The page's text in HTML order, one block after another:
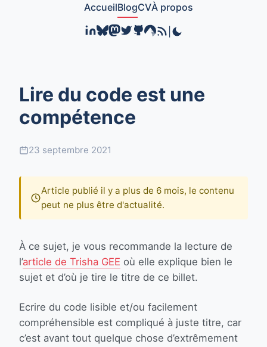
AccueilBlogCVÀ propos
Lire du code est une
compétence
23 septembre 2021
Article publié il y a plus de 6 mois, le contenu
peut ne plus être d'actualité.
À ce sujet, je vous recommande la lecture de
l’article de Trisha GEE où elle explique bien le
sujet et d’où je tire le titre de ce billet.
Ecrire du code lisible et/ou facilement
compréhensible est compliqué à juste titre, car
c’est avant tout quelque chose d’extrêmement